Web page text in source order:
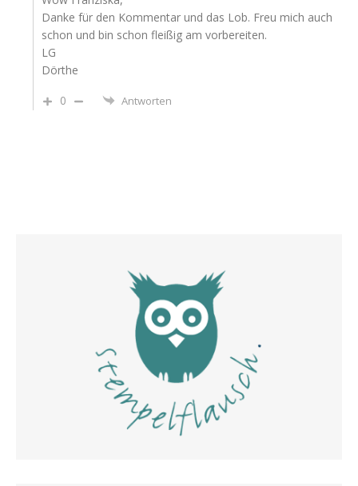
Danke für den Kommentar und das Lob. Freu mich auch
schon und bin schon fleißig am vorbereiten.
LG
Dörthe
0
Antworten